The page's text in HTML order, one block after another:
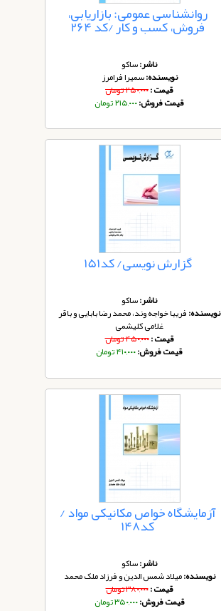
روانشناسی عمومی: بازاریابی،
فروش، کسب و کار /کد 264
ناشر:ساکو
نویسنده:سمیرا فرامرز
قیمت :۲۵۰,۰۰۰ تومان
قیمت فروش:۲۱۵,۰۰۰ تومان
گزارش نویسی/ کد151
ناشر:ساکو
نویسنده:فریبا خواجه وند، محمد رضا بابایی و باقر
غلامی کلیشمی
قیمت :۴۵۰,۰۰۰ تومان
قیمت فروش:۴۱۰,۰۰۰ تومان
آزمایشگاه خواص مکانیکی مواد /
کد148
ناشر:ساکو
نویسنده:میلاد شمس الدین و فرزاد ملک محمد
قیمت :۳۸۰,۰۰۰ تومان
قیمت فروش:۳۵۰,۰۰۰ تومان